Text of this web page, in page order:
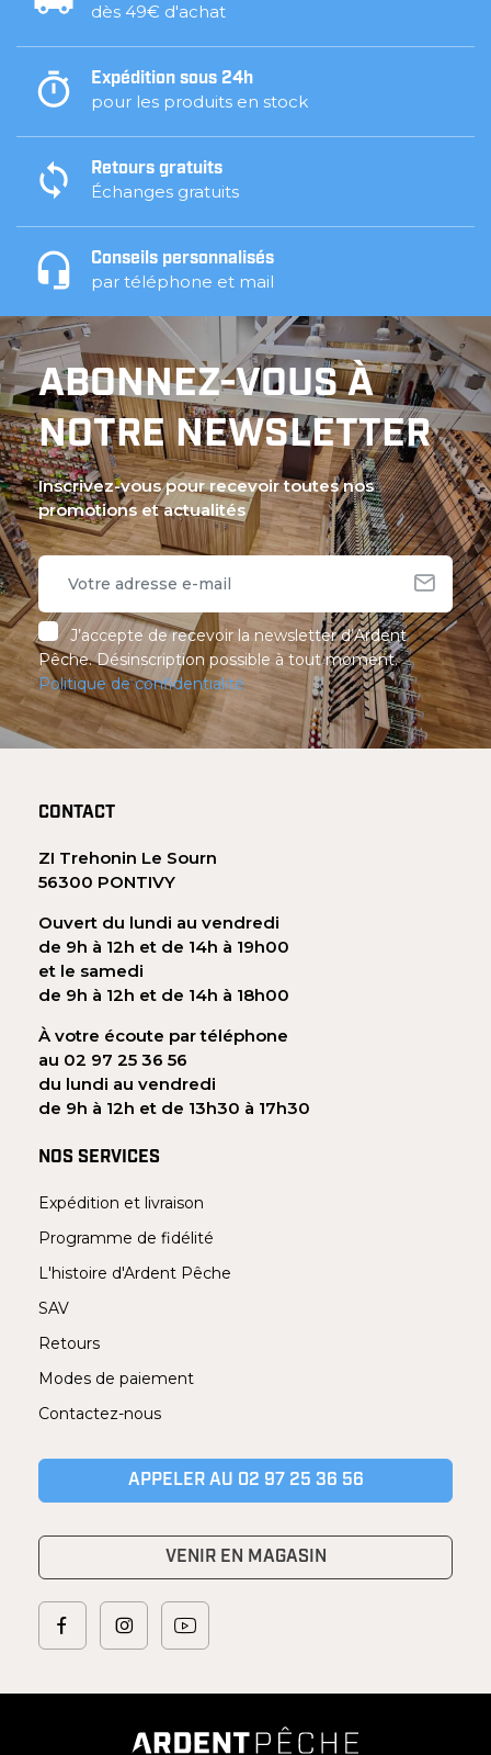
dès 49€ d'achat
Expédition sous 24h
pour les produits en stock
Retours gratuits
Échanges gratuits
Conseils personnalisés
par téléphone et mail
ABONNEZ-VOUS À
NOTRE NEWSLETTER
Inscrivez-vous pour recevoir toutes nos
promotions et actualités
J’accepte de recevoir la newsletter d’Ardent
Pêche. Désinscription possible à tout moment.
Politique de confidentialité
CONTACT
ZI Trehonin Le Sourn
56300 PONTIVY
Ouvert du lundi au vendredi
de 9h à 12h et de 14h à 19h00
et le samedi
de 9h à 12h et de 14h à 18h00
À votre écoute par téléphone
au 02 97 25 36 56
du lundi au vendredi
de 9h à 12h et de 13h30 à 17h30
NOS SERVICES
Expédition et livraison
Programme de fidélité
L'histoire d'Ardent Pêche
SAV
Retours
Modes de paiement
Contactez-nous
APPELER AU 02 97 25 36 56
VENIR EN MAGASIN